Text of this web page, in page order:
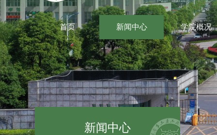
首页 新闻中心 学院概况
新闻中心